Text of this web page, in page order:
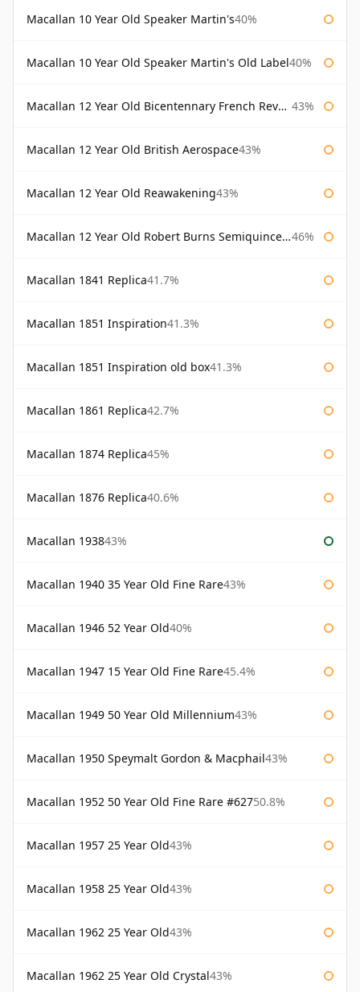
Macallan 10 Year Old Speaker Martin's40%
Macallan 10 Year Old Speaker Martin's Old Label40%
Macallan 12 Year Old Bicentennary French Revolution 43%
Macallan 12 Year Old British Aerospace43%
Macallan 12 Year Old Reawakening43%
Macallan 12 Year Old Robert Burns Semiquincentenary 46%
Macallan 1841 Replica41.7%
Macallan 1851 Inspiration41.3%
Macallan 1851 Inspiration old box41.3%
Macallan 1861 Replica42.7%
Macallan 1874 Replica45%
Macallan 1876 Replica40.6%
Macallan 193843%
Macallan 1940 35 Year Old Fine Rare43%
Macallan 1946 52 Year Old40%
Macallan 1947 15 Year Old Fine Rare45.4%
Macallan 1949 50 Year Old Millennium43%
Macallan 1950 Speymalt Gordon & Macphail43%
Macallan 1952 50 Year Old Fine Rare #62750.8%
Macallan 1957 25 Year Old43%
Macallan 1958 25 Year Old43%
Macallan 1962 25 Year Old43%
Macallan 1962 25 Year Old Crystal43%